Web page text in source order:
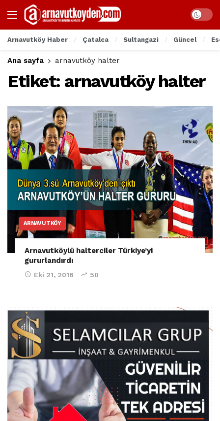
Arnavutköy Haber Çatalca Sultangazi Güncel
Ana sayfa arnavutköy halter
Etiket: arnavutköy halter
ARNAVUTKÖY
Arnavutköylü halterciler Türkiye’yi
gururlandırdı
Eki 21, 2016 50